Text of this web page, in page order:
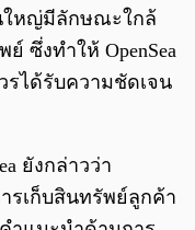
ใหญ่มีลักษณะใกล้
ซึ่งทำให้ OpenSea
รได้รับความชัดเจน
ยังกล่าวว่า
รเก็บสินทรัพย์ลูกค้า